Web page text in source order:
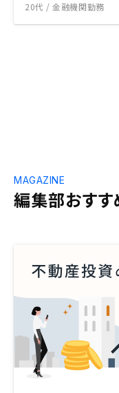
20代 / 金融機関勤務
編集部おす
MAGAZINE